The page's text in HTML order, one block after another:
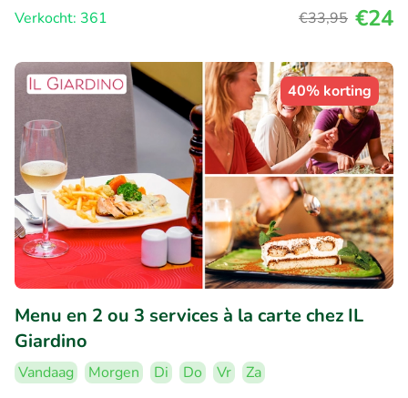
Verkocht: 361
€33,95 €24
40% korting
Menu en 2 ou 3 services à la carte chez IL
Giardino
Vandaag Morgen Di Do Vr
Za